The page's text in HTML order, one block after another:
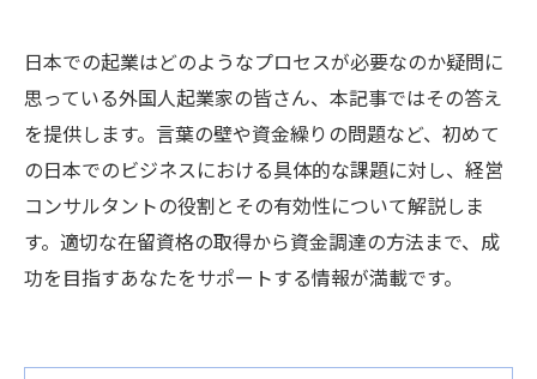
日本での起業はどのようなプロセスが必要なのか疑問に
思っている外国人起業家の皆さん、本記事ではその答え
を提供します。言葉の壁や資金繰りの問題など、初めて
の日本でのビジネスにおける具体的な課題に対し、経営
コンサルタントの役割とその有効性について解説しま
す。適切な在留資格の取得から資金調達の方法まで、成
功を目指すあなたをサポートする情報が満載です。